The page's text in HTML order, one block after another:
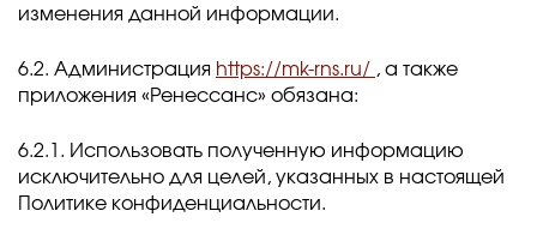
изменения данной информации.
6.2. Администрация https://mk-rns.ru/ , а также
приложения «Ренессанс» обязана:
6.2.1. Использовать полученную информацию
исключительно для целей, указанных в настоящей
Политике конфиденциальности.